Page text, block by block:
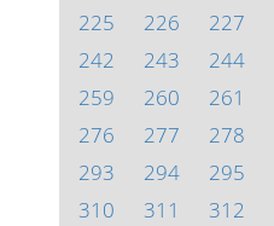
225
226 227
242
243 244
259
260 261
276
277 278
293
294 295
310
311 312